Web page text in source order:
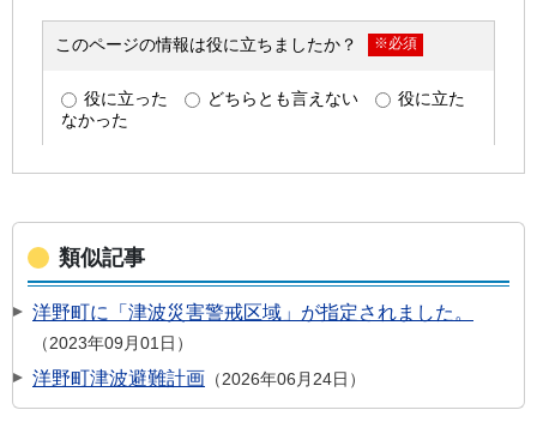
類似記事
洋野町に「津波災害警戒区域」が指定されました。
2023年09月01日
洋野町津波避難計画 2026年06月24日